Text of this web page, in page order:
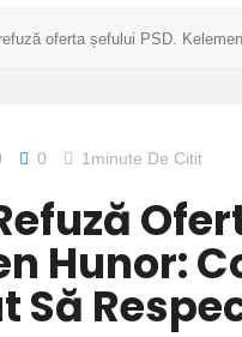
oferta șefului PSD.
0 1minute De Citit
Hunor:
Să